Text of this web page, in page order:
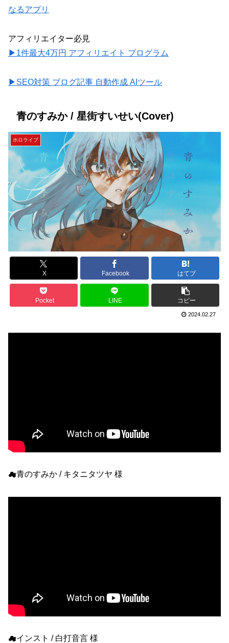
なるアプリ
アフィリエイター必見
▶1件最大4万円 アフィリエイト プログラム
▶SEO対策 ブログ記事 自動作成 AIツール
青のすみか / 星街すいせい(Cover)
ホロライブ
X Facebook はてブ
Pocket LINE コピー
2024.02.27
☁青のすみか / キタニタツヤ 様
☁インスト / 白打音言 様